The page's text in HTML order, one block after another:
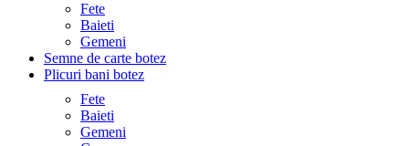
Fete
Baieti
Gemeni
Semne de carte botez
Plicuri bani botez
Fete
Baieti
Gemeni